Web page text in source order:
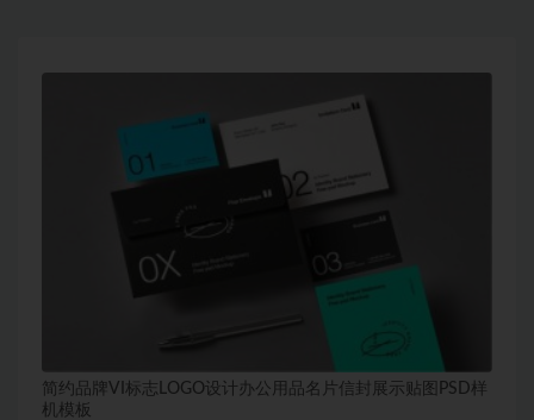
简约品牌VI标志LOGO设计办公用品名片信封展示贴图PSD样
机模板